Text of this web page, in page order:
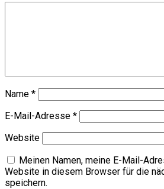
Name *
E-Mail-Adresse *
Website
Meinen Namen, meine E-Mail-
Website in diesem Browser für die
speichern.